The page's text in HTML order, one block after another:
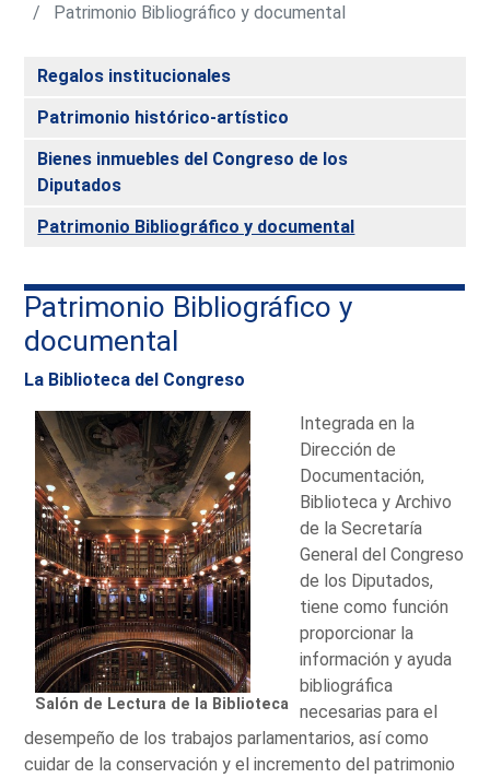
Patrimonio Bibliográfico y documental
Regalos institucionales
Patrimonio histórico-artístico
Bienes inmuebles del Congreso de los
Diputados
Patrimonio Bibliográfico y documental
Patrimonio Bibliográfico y
documental
La Biblioteca del Congreso
Salón de Lectura de la Biblioteca
Integrada en la
Dirección de
Documentación,
Biblioteca y Archivo
de la Secretaría
General del Congreso
de los Diputados,
tiene como función
proporcionar la
información y ayuda
bibliográfica
necesarias para el
desempeño de los trabajos parlamentarios, así como
cuidar de la conservación y el incremento del patrimonio